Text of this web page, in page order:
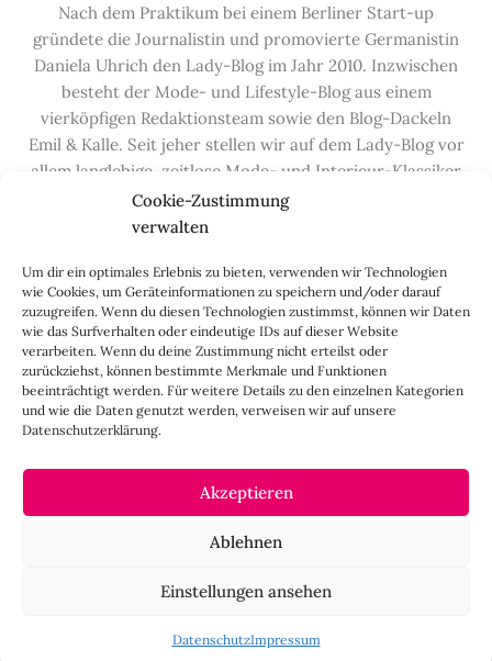
Cookie-Zustimmung
verwalten
Um dir ein optimales Erlebnis zu bieten, verwenden wir Technologien
wie Cookies, um Geräteinformationen zu speichern und/oder darauf
zuzugreifen. Wenn du diesen Technologien zustimmst, können wir Daten
wie das Surfverhalten oder eindeutige IDs auf dieser Website
verarbeiten. Wenn du deine Zustimmung nicht erteilst oder
zurückziehst, können bestimmte Merkmale und Funktionen
beeinträchtigt werden. Für weitere Details zu den einzelnen Kategorien
und wie die Daten genutzt werden, verweisen wir auf unsere
Datenschutzerklärung.
Akzeptieren
Ablehnen
Einstellungen ansehen
DatenschutzImpressum
Nach dem Praktikum bei einem Berliner Start-up
gründete die Journalistin und promovierte Germanistin
Daniela Uhrich den Lady-Blog im Jahr 2010. Inzwischen
besteht der Mode- und Lifestyle-Blog aus einem
vierköpfigen Redaktionsteam sowie den Blog-Dackeln
Emil & Kalle. Seit jeher stellen wir auf dem Lady-Blog vor
allem langlebige, zeitlose Mode- und Interieur-Klassiker
vor, die hochwertig verarbeitet und unter guten
Bedingungen hergestellt wurden – gerne „Made in
Handwerksberufe und kleine feine Firmen, denen wir
hier auf dem Blog eine Präsentationsfläche bieten, sowie
alle Dinge, die das Leben ein bisschen schöner machen.
Darüber hinaus legen wir großen Wert auf den
Austausch mit Euch, den Leserinnen – über die
Kommentarfunktion, dieLady-Frage, dieLove-List
auch überInstagram
IMPRESSUM
CO 2